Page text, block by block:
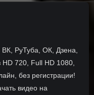
ВК, РуТуба, ОК, Дзена,
HD 720, Full HD 1080,
без регистрации!
видео на